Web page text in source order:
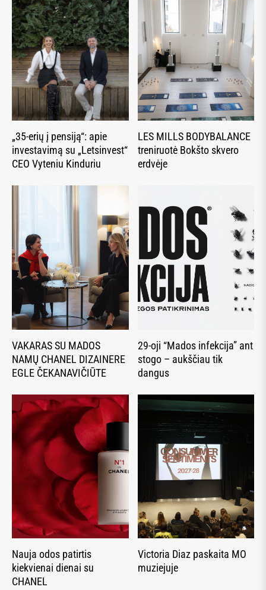
„35-erių į pensiją“: apie
investavimą su „Letsinvest“
CEO Vyteniu Kinduriu
LES MILLS BODYBALANCE
treniruotė Bokšto skvero
erdvėje
VAKARAS SU MADOS
NAMŲ CHANEL DIZAINERE
EGLE ČEKANAVIČIŪTE
29-oji “Mados infekcija” ant
stogo – aukščiau tik
dangus
Nauja odos patirtis
kiekvienai dienai su
CHANEL
Victoria Diaz paskaita MO
muziejuje